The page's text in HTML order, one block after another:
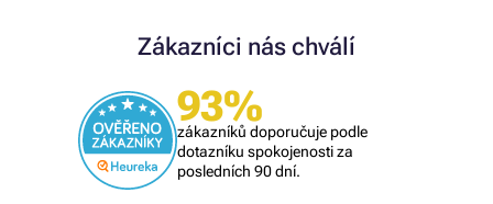
Zákazníci nás chválí
93%
zákazníků doporučuje podle
dotazníku spokojenosti za
posledních 90 dní.